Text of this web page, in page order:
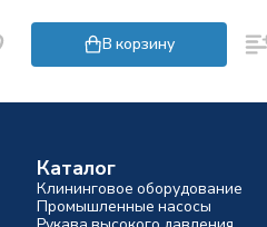
В корзину
Каталог
Клининговое оборудование
Промышленные насосы
Рукава высокого давления